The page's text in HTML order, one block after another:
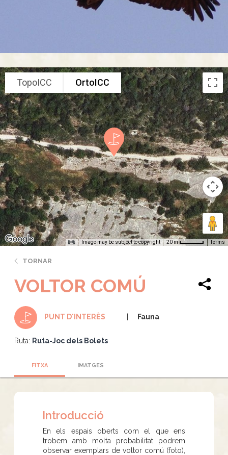
TopoICC OrtoICC
Image may be subject to copyright 20 m Terms
TORNAR
VOLTOR COMÚ
PUNT D'INTERÈS Fauna
Ruta: Ruta-Joc dels Bolets
FITXA IMATGES
Introducció
En els espais oberts com el que ens
trobem amb molta probabilitat podrem
observar exemplars de voltor comú (foto),